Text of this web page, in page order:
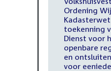
Ordening
toekenning
Dienst voor
openbare
en
voor